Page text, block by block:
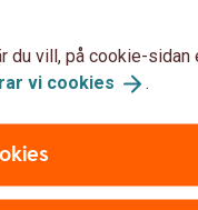
du vill, på cookie-sidan
vi cookies .